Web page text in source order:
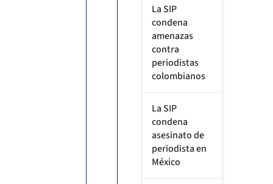
La SIP
condena
amenazas
contra
periodistas
colombianos
La SIP
condena
asesinato de
periodista en
México